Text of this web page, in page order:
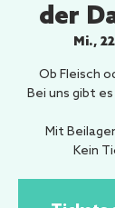
der
Mi.,
Ob Fleisch
Bei uns gibt
Mit
Kein